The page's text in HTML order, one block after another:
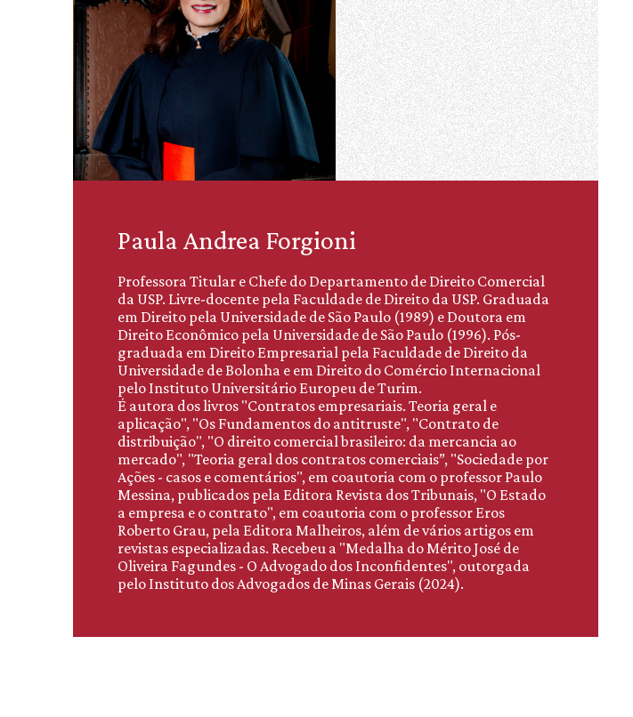
Paula Andrea Forgioni
Professora Titular e Chefe do Departamento de Direito Comercial
da USP. Livre-docente pela Faculdade de Direito da USP. Graduada
em Direito pela Universidade de São Paulo (1989) e Doutora em
Direito Econômico pela Universidade de São Paulo (1996). Pós-
graduada em Direito Empresarial pela Faculdade de Direito da
Universidade de Bolonha e em Direito do Comércio Internacional
pelo Instituto Universitário Europeu de Turim.
É autora dos livros "Contratos empresariais. Teoria geral e
aplicação", "Os Fundamentos do antitruste", "Contrato de
distribuição", "O direito comercial brasileiro: da mercancia ao
mercado", "Teoria geral dos contratos comerciais”, "Sociedade por
Ações - casos e comentários", em coautoria com o professor Paulo
Messina, publicados pela Editora Revista dos Tribunais, "O Estado
a empresa e o contrato", em coautoria com o professor Eros
Roberto Grau, pela Editora Malheiros, além de vários artigos em
revistas especializadas. Recebeu a "Medalha do Mérito José de
Oliveira Fagundes - O Advogado dos Inconfidentes", outorgada
pelo Instituto dos Advogados de Minas Gerais (2024).